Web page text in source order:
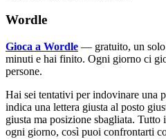
Wordle
Gioca a Wordle — gratuito, un solo
minuti e hai finito. Ogni giorno ci
persone.
Hai sei tentativi per indovinare una
indica una lettera giusta al posto
giusta ma posizione sbagliata. Tutto
ogni giorno, così puoi confrontarti